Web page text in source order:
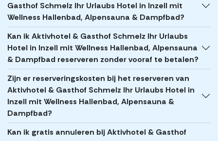
Gasthof Schmelz Ihr Urlaubs Hotel in Inzell mit
Wellness Hallenbad, Alpensauna & Dampfbad?
Kan ik Aktivhotel & Gasthof Schmelz Ihr Urlaubs
Hotel in Inzell mit Wellness Hallenbad, Alpensauna
& Dampfbad reserveren zonder vooraf te betalen?
Zijn er reserveringskosten bij het reserveren van
Aktivhotel & Gasthof Schmelz Ihr Urlaubs Hotel in
Inzell mit Wellness Hallenbad, Alpensauna &
Dampfbad?
Kan ik gratis annuleren bij Aktivhotel & Gasthof